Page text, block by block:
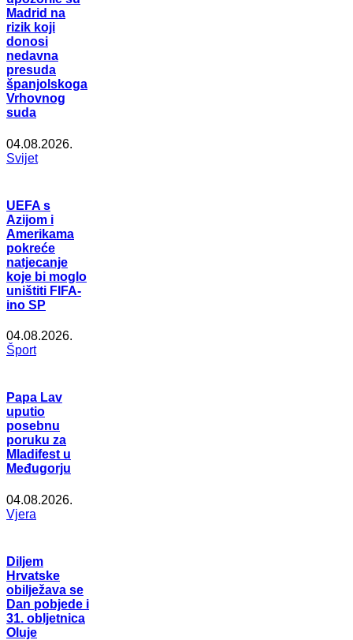
Madrid na
rizik koji
donosi
nedavna
presuda
španjolskoga
Vrhovnog
suda
04.08.2026.
Svijet
UEFA s
Azijom i
Amerikama
pokreće
natjecanje
koje bi moglo
uništiti FIFA-
ino SP
04.08.2026.
Šport
Papa Lav
uputio
posebnu
poruku za
Mladifest u
Međugorju
04.08.2026.
Vjera
Diljem
Hrvatske
obilježava se
Dan pobjede i
31. obljetnica
Oluje